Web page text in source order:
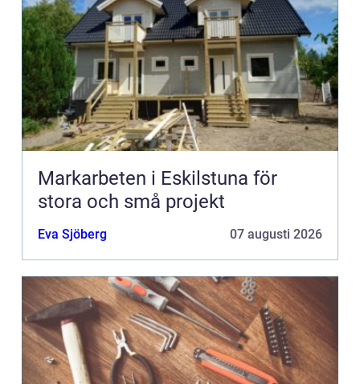
Markarbeten i Eskilstuna för
stora och små projekt
Eva Sjöberg 07 augusti 2026